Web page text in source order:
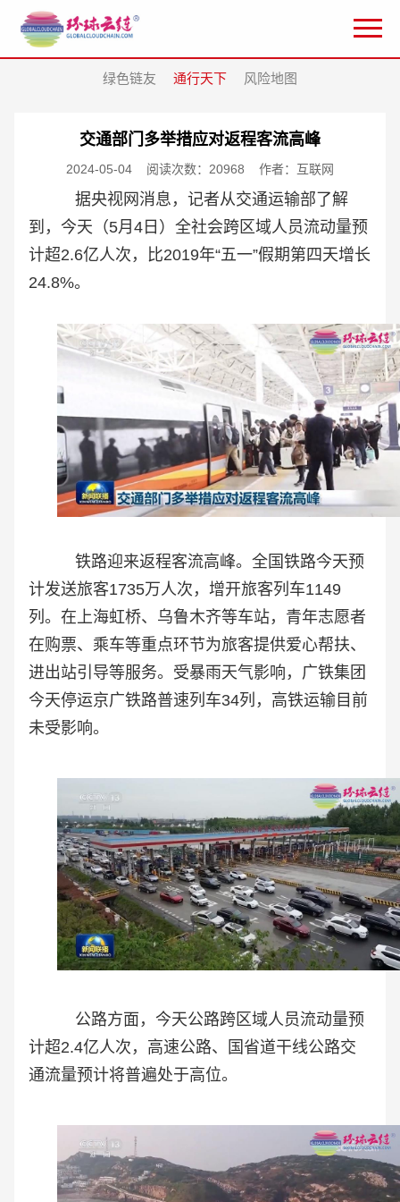
绿色链友 通行天下 风险地图
交通部门多举措应对返程客流高峰
2024-05-04 阅读次数：20968 作者：互联网
据央视网消息，记者从交通运输部了解
到，今天（5月4日）全社会跨区域人员流动量预
计超2.6亿人次，比2019年“五一”假期第四天增长
24.8%。
铁路迎来返程客流高峰。全国铁路今天预
计发送旅客1735万人次，增开旅客列车1149
列。在上海虹桥、乌鲁木齐等车站，青年志愿者
在购票、乘车等重点环节为旅客提供爱心帮扶、
进出站引导等服务。受暴雨天气影响，广铁集团
今天停运京广铁路普速列车34列，高铁运输目前
未受影响。
公路方面，今天公路跨区域人员流动量预
计超2.4亿人次，高速公路、国省道干线公路交
通流量预计将普遍处于高位。